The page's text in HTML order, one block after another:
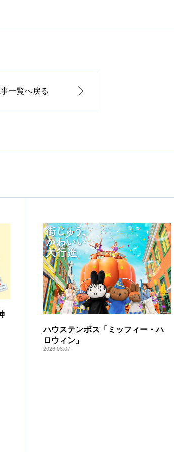
一覧へ戻る
ハウステンボス「ミッフィー・ハ
ロウィン」
2026.08.07